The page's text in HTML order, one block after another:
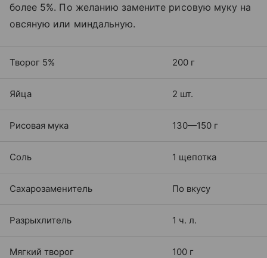
более 5%. По желанию замените рисовую муку на
овсяную или миндальную.
Творог 5% 200 г
Яйца 2 шт.
Рисовая мука 130—150 г
Соль 1 щепотка
Сахарозаменитель По вкусу
Разрыхлитель 1 ч. л.
Мягкий творог 100 г